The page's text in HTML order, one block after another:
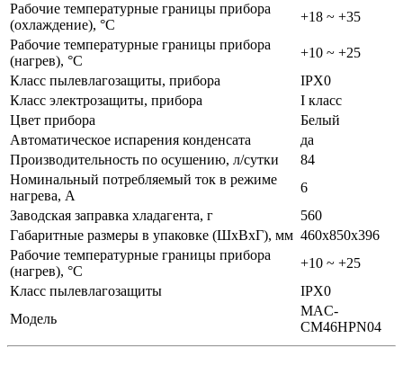
Рабочие температурные границы прибора
(охлаждение), °C
+18 ~ +35
Рабочие температурные границы прибора
(нагрев), °C
+10 ~ +25
Класс пылевлагозащиты, прибора
IPX0
Класс электрозащиты, прибора
I класс
Цвет прибора
Белый
Автоматическое испарения конденсата
да
Производительность по осушению, л/сутки
84
Номинальный потребляемый ток в режиме
нагрева, A
6
Заводская заправка хладагента, г
560
Габаритные размеры в упаковке (ШxВxГ), мм 460x850x396
Рабочие температурные границы прибора
(нагрев), °C
+10 ~ +25
Класс пылевлагозащиты
IPX0
Модель
MAC-
CM46HPN04